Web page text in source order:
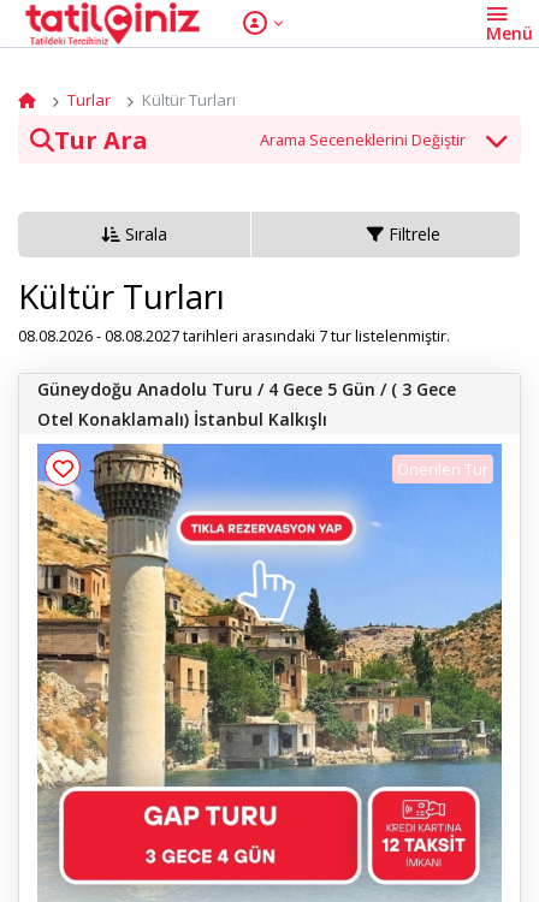
Turlar Kültür Turları
Tur Ara
Tarih
Tur Ara
Sırala Filtrele
Kültür Turları
08.08.2026 - 08.08.2027 tarihleri arasındaki 7 tur listelenmiştir.
Güneydoğu Anadolu Turu / 4 Gece 5 Gün / ( 3 Gece
Otel Konaklamalı) İstanbul Kalkışlı
Önerilen Tur